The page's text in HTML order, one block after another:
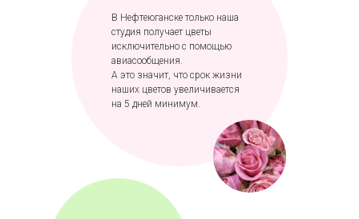
В Нефтеюганске только наша
студия получает цветы
исключительно с помощью
авиасообщения.
А это значит, что срок жизни
наших цветов увеличивается
на 5 дней минимум.